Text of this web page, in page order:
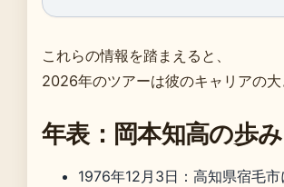
これらの情報を踏まえると、
2026年のツアーは彼のキャリアの
年表：岡本知高の歩み
1976年12月3日 ：高知県宿毛